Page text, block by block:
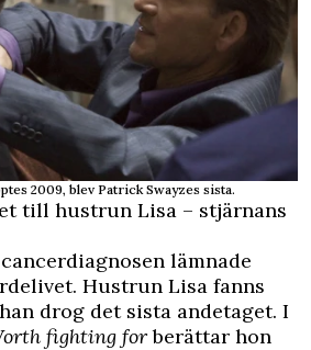
2009, blev Patrick Swayzes sista.
till hustrun Lisa – stjärnans
lämnade
Hustrun Lisa fanns
drog det sista andetaget. I
fighting forberättar hon